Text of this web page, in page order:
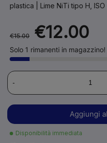
plastica | Lime NiTi tipo H,
€15.00 €12.00
Solo 1 rimanenti in magazzino!
-
Aggiungi
Disponibilità immediata